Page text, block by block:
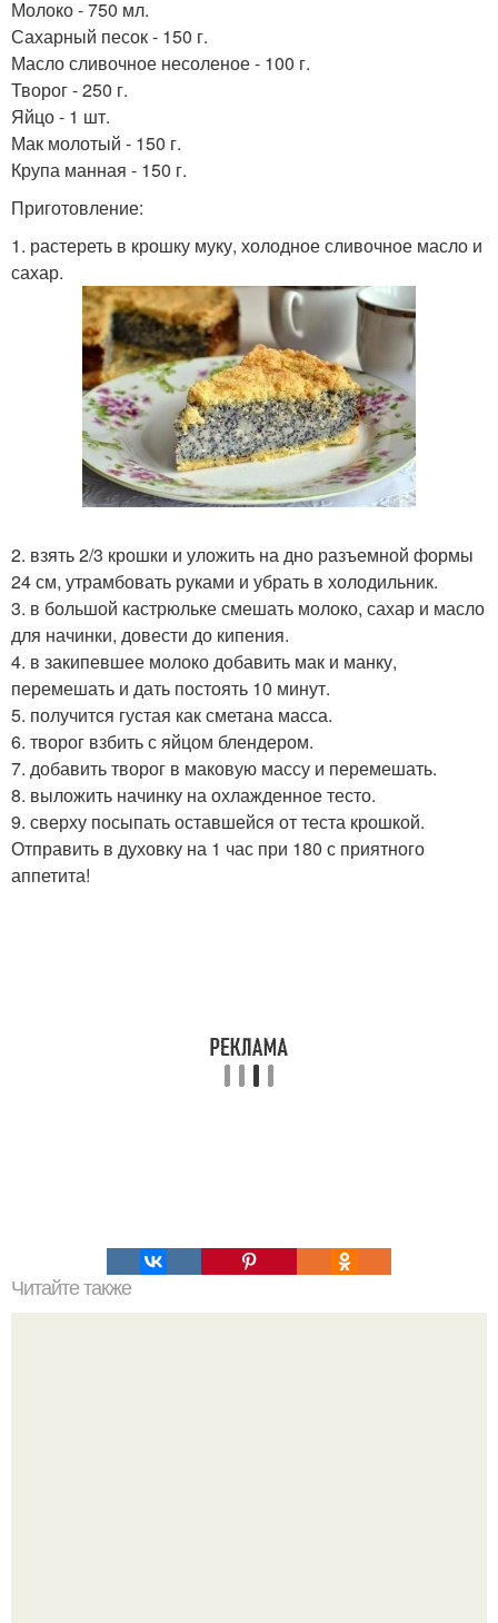
Молоко - 750 мл.
Сахарный песок - 150 г.
Масло сливочное несоленое - 100 г.
Творог - 250 г.
Яйцо - 1 шт.
Мак молотый - 150 г.
Крупа манная - 150 г.
Приготовление:
1. растереть в крошку муку, холодное сливочное масло и
сахар.
2. взять 2/3 крошки и уложить на дно разъемной формы
24 см, утрамбовать руками и убрать в холодильник.
3. в большой кастрюльке смешать молоко, сахар и масло
для начинки, довести до кипения.
4. в закипевшее молоко добавить мак и манку,
перемешать и дать постоять 10 минут.
5. получится густая как сметана масса.
6. творог взбить с яйцом блендером.
7. добавить творог в маковую массу и перемешать.
8. выложить начинку на охлажденное тесто.
9. сверху посыпать оставшейся от теста крошкой.
Отправить в духовку на 1 час при 180 с приятного
аппетита!
Читайте также